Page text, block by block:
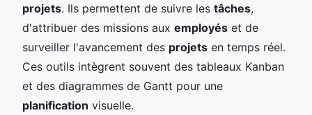
projets. Ils permettent de suivre les tâches,
d'attribuer des missions aux employés et de
surveiller l'avancement des projets en temps réel.
Ces outils intègrent souvent des tableaux Kanban
et des diagrammes de Gantt pour une
planification visuelle.